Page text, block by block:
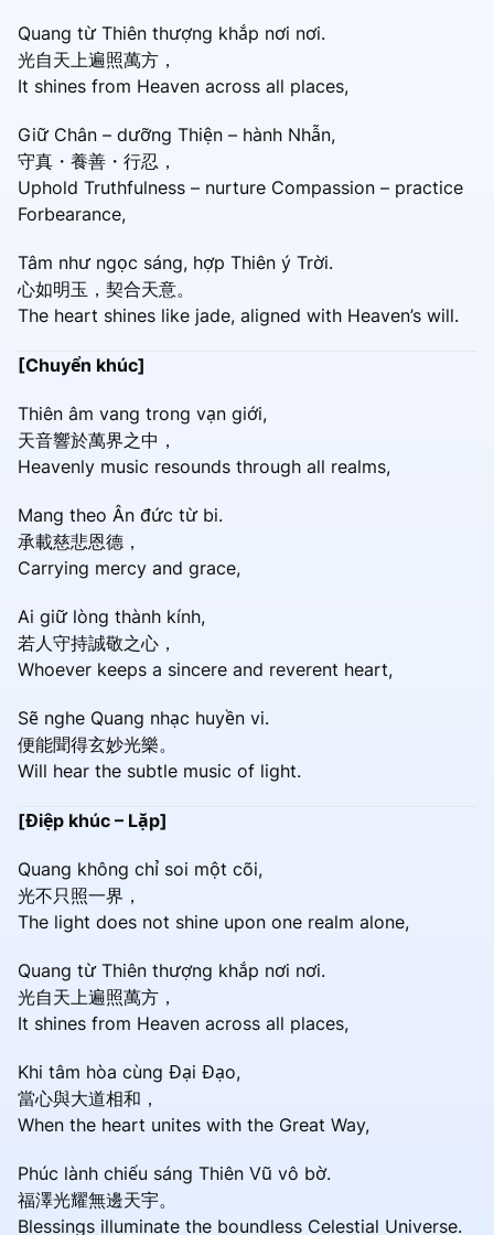
Quang từ Thiên thượng khắp nơi nơi.
光自天上遍照萬方，
It shines from Heaven across all places,
Giữ Chân – dưỡng Thiện – hành Nhẫn,
守真・養善・行忍，
Uphold Truthfulness – nurture Compassion – practice
Forbearance,
Tâm như ngọc sáng, hợp Thiên ý Trời.
心如明玉，契合天意。
The heart shines like jade, aligned with Heaven’s will.
[Chuyển khúc]
Thiên âm vang trong vạn giới,
天音響於萬界之中，
Heavenly music resounds through all realms,
Mang theo Ân đức từ bi.
承載慈悲恩德，
Carrying mercy and grace,
Ai giữ lòng thành kính,
若人守持誠敬之心，
Whoever keeps a sincere and reverent heart,
Sẽ nghe Quang nhạc huyền vi.
便能聞得玄妙光樂。
Will hear the subtle music of light.
[Điệp khúc – Lặp]
Quang không chỉ soi một cõi,
光不只照一界，
The light does not shine upon one realm alone,
Quang từ Thiên thượng khắp nơi nơi.
光自天上遍照萬方，
It shines from Heaven across all places,
Khi tâm hòa cùng Đại Đạo,
當心與大道相和，
When the heart unites with the Great Way,
Phúc lành chiếu sáng Thiên Vũ vô bờ.
福澤光耀無邊天宇。
Blessings illuminate the boundless Celestial Universe.